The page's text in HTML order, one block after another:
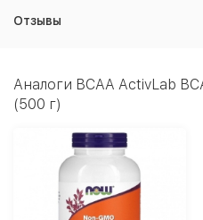
Отзывы
Аналоги BCAA ActivLab
(500 г)